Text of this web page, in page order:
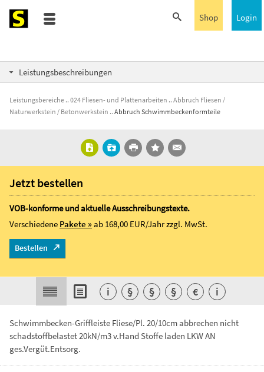
Login
Shop
Leistungsbeschreibungen
Leistungsbereiche 024 Fliesen- und Plattenarbeiten
Abbruch Fliesen /
Naturwerkstein / Betonwerkstein
Abbruch Schwimmbeckenformteile
Schwimmbecken-Griffleiste Fliese/Pl. 20/10cm abbrechen nicht
schadstoffbelastet 20kN/m3 v.Hand Stoffe laden LKW AN
ges.Vergüt.Entsorg.
Jetzt bestellen
VOB-konforme und aktuelle Ausschreibungstexte.
Verschiedene Pakete »ab 168,00 EUR/Jahrzzgl. MwSt.
Bestellen
i § § § € i